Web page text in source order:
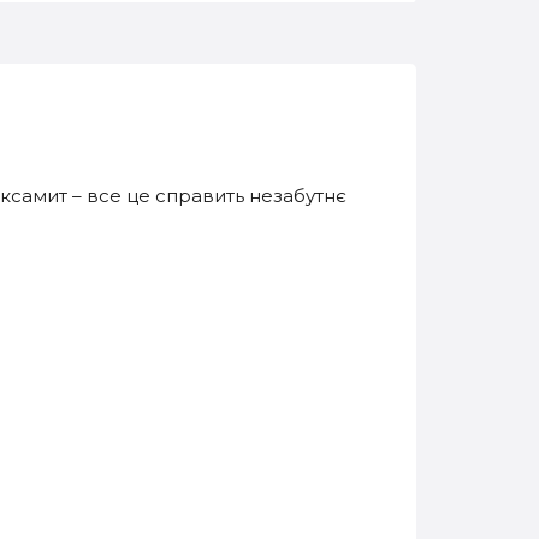
– все це справить незабутнє